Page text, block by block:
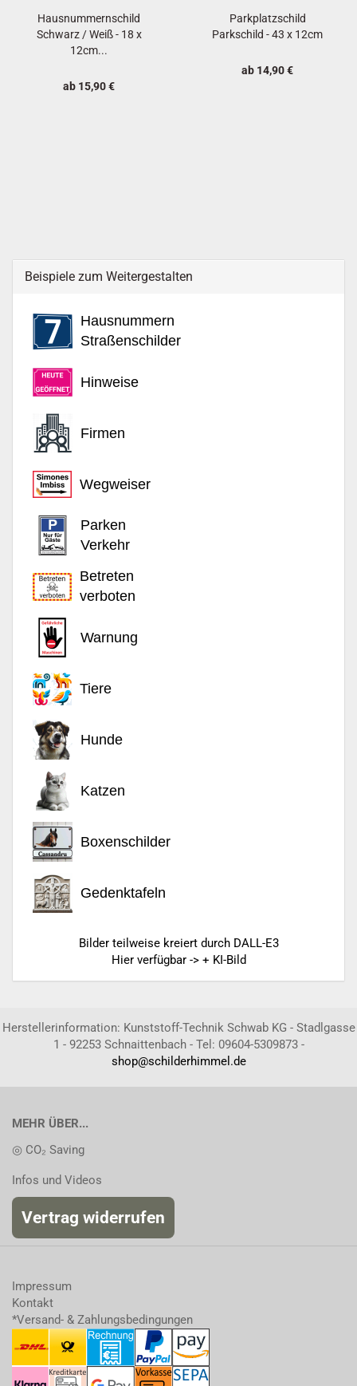
Hausnummernschild
Schwarz / Weiß - 18 x
12cm...
ab 15,90 €
Parkplatzschild
Parkschild - 43 x 12cm
ab 14,90 €
Beispiele zum Weitergestalten
Hausnummern
Straßenschilder
Hinweise
Firmen
Wegweiser
Parken
Verkehr
Betreten
verboten
Warnung
Tiere
Hunde
Katzen
Boxenschilder
Gedenktafeln
Bilder teilweise kreiert durch DALL-E3
Hier verfügbar -> + KI-Bild
Herstellerinformation: Kunststoff-Technik Schwab KG - Stadlgasse
1 - 92253 Schnaittenbach - Tel: 09604-5309873 -
shop@schilderhimmel.de
MEHR ÜBER...
◎ CO₂ Saving
Infos und Videos
Vertrag widerrufen
Impressum
Kontakt
*Versand- & Zahlungsbedingungen